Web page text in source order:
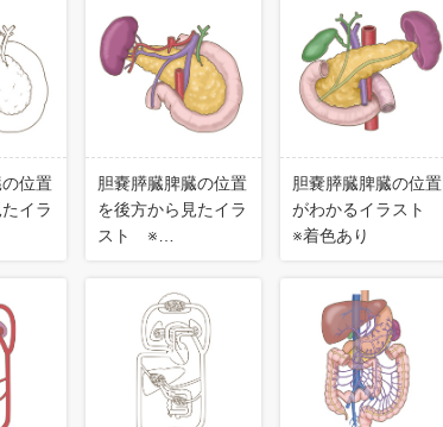
位置
イラ
胆嚢膵臓脾臓の位置
を後方から見たイラ
スト ※…
胆嚢膵臓脾臓の位置
がわかるイラスト
※着色あり